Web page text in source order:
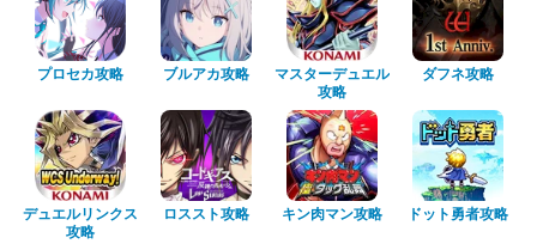
プロセカ攻略 ブルアカ攻略
マスターデュエル
攻略
ダフネ攻略
デュエルリンクス
攻略
ロススト攻略 キン肉マン攻略 ドット勇者攻略